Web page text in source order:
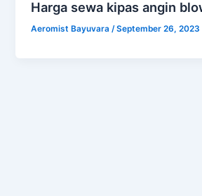
Harga sewa kipas angin
Aeromist Bayuvara /September 26, 2023